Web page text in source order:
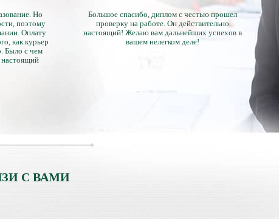
Но
поэтому
Оплату
как курьер
Было с чем
настоящий
Большое спасибо, диплом с честью прошел
проверку на работе. Он действительно
настоящий! Желаю вам дальнейших успехов в
вашем нелегком деле!
С ВАМИ